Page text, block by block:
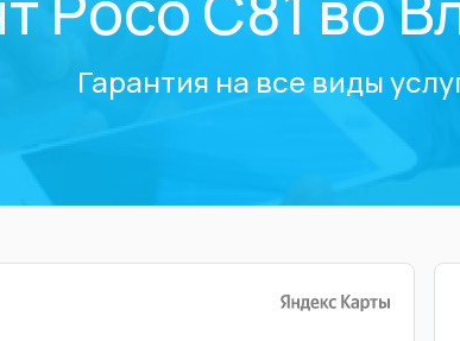
Гарантия на все виды